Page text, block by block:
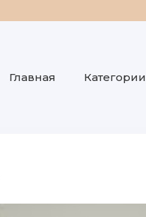
Главная Категории